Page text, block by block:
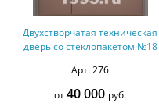
Двухстворчатая техническая
дверь со стеклопакетом №18
Арт: 276
от40 000 руб.